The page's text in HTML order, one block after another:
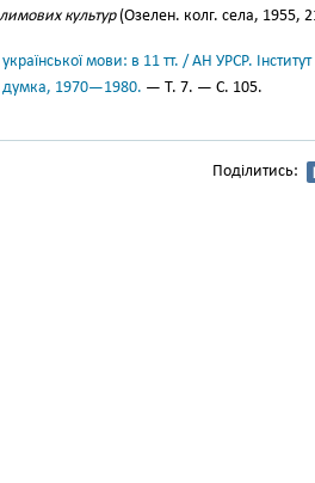
культур(Озелен. колг. села, 1955,
мови: в 11 тт. / АН УРСР.
думка, 1970—1980. — Т. 7. — С. 105.
Поділитись: